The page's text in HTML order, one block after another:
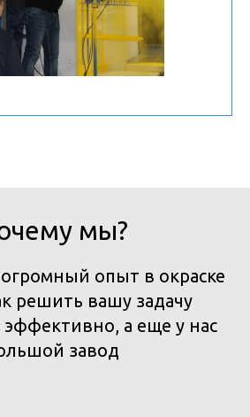
мы?
опыт в окраске
решить вашу задачу
эффективно, а еще у нас
завод